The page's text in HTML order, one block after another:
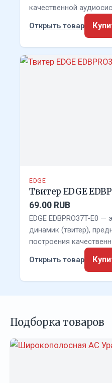
качественной
Открыть товар
EDGE
Твитер EDGE
69.00 RUB
EDGE EDBPRO37T-E0
динамик (твитер),
построения
Открыть товар
Подборка товаров